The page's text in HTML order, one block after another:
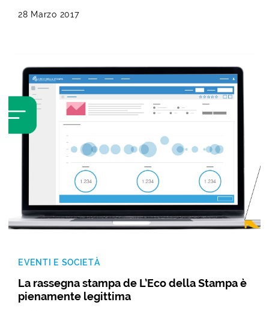
28 Marzo 2017
EVENTI E SOCIETÀ
La rassegna stampa de L’Eco della Stampa è
pienamente legittima